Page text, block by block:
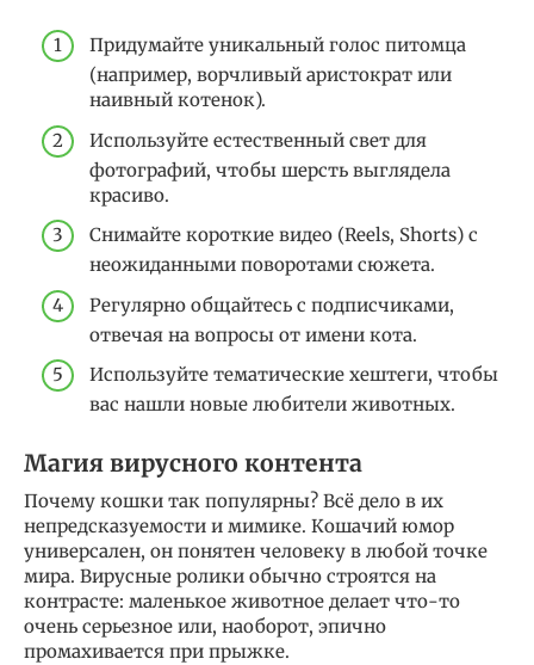
Придумайте уникальный голос питомца
(например, ворчливый аристократ или
наивный котенок).
Используйте естественный свет для
фотографий, чтобы шерсть выглядела
красиво.
Снимайте короткие видео (Reels, Shorts) с
неожиданными поворотами сюжета.
Регулярно общайтесь с подписчиками,
отвечая на вопросы от имени кота.
Используйте тематические хештеги, чтобы
вас нашли новые любители животных.
Магия вирусного контента
Почему кошки так популярны? Всё дело в их
непредсказуемости и мимике. Кошачий юмор
универсален, он понятен человеку в любой точке
мира. Вирусные ролики обычно строятся на
контрасте: маленькое животное делает что-то
очень серьезное или, наоборот, эпично
промахивается при прыжке.